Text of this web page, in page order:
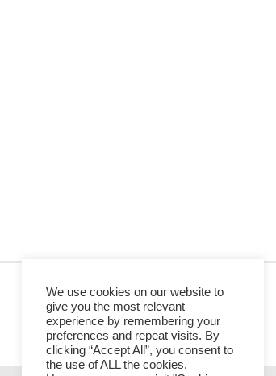
We use cookies on our website to
give you the most relevant
experience by remembering your
preferences and repeat visits. By
clicking “Accept All”, you consent to
the use of ALL the cookies.